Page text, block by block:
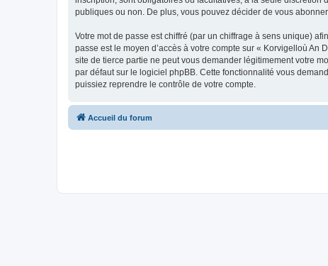
publiques ou non. De plus, vous pouvez décider de vous
Votre mot de passe est chiffré (par un chiffrage à sens unique)
passe est le moyen d’accès à votre compte sur « Korvigelloù
site de tierce partie ne peut vous demander légitimement votre
par défaut sur le logiciel phpBB. Cette fonctionnalité vous
puissiez reprendre le contrôle de votre compte.
Accueil du forum